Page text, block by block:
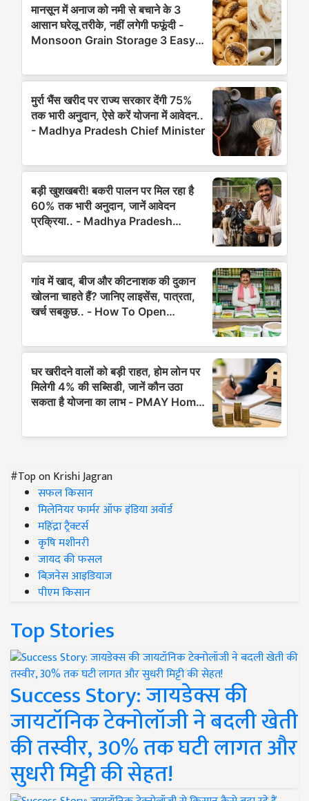
#Top on Krishi Jagran
सफल किसान
मिलेनियर फार्मर ऑफ इंडिया अवॉर्ड
महिंद्रा ट्रैक्टर्स
कृषि मशीनरी
जायद की फसल
बिज़नेस आइडियाज
पीएम किसान
Top Stories
Success Story: जायडेक्स की
जायटॉनिक टेक्नोलॉजी ने बदली खेती
की तस्वीर, 30% तक घटी लागत और
सुधरी मिट्टी की सेहत!